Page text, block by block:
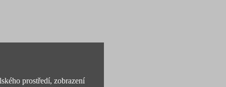
prostředí, zobrazení